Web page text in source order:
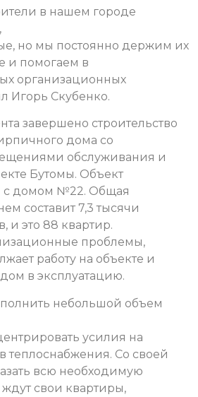
в нашем городе
но мы постоянно держим их
и помогаем в
организационных
Игорь Скубенко.
завершено строительство
дома со
обслуживания и
Бутомы. Объект
с домом №22. Общая
составит 7,3 тысячи
и это 88 квартир.
проблемы,
работу на объекте и
в эксплуатацию.
небольшой объем
усилия на
теплоснабжения. Со своей
всю необходимую
свои квартиры,